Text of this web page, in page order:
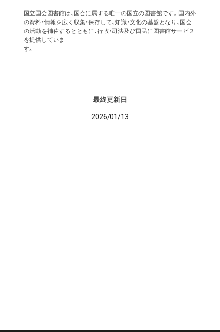
国立国会図書館は、国会に属する唯一の国立の図書館です。国内外
の資料・情報を広く収集・保存して、知識・文化の基盤となり、国会
の活動を補佐するとともに、行政・司法及び国民に図書館サービス
を提供していま
す
最終更新日
2026/01/13